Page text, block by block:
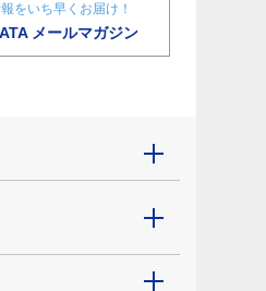
をいち早くお届け！
メールマガジン